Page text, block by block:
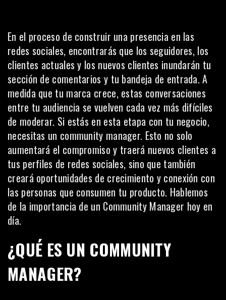
En el proceso de construir una presencia en las
redes sociales, encontrarás que los seguidores, los
clientes actuales y los nuevos clientes inundarán tu
sección de comentarios y tu bandeja de entrada. A
medida que tu marca crece, estas conversaciones
entre tu audiencia se vuelven cada vez más difíciles
de moderar. Si estás en esta etapa con tu negocio,
necesitas un community manager. Esto no solo
aumentará el compromiso y traerá nuevos clientes a
tus perfiles de redes sociales, sino que también
creará oportunidades de crecimiento y conexión con
las personas que consumen tu producto. Hablemos
de la importancia de un Community Manager hoy en
día.
¿QUÉ ES UN COMMUNITY
MANAGER?